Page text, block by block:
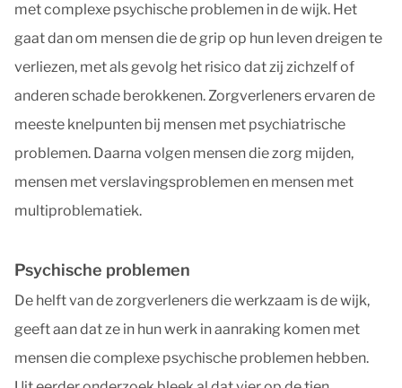
met complexe psychische problemen in de wijk. Het
gaat dan om mensen die de grip op hun leven dreigen te
verliezen, met als gevolg het risico dat zij zichzelf of
anderen schade berokkenen. Zorgverleners ervaren de
meeste knelpunten bij mensen met psychiatrische
problemen. Daarna volgen mensen die zorg mijden,
mensen met verslavingsproblemen en mensen met
multiproblematiek.
Psychische problemen
De helft van de zorgverleners die werkzaam is de wijk,
geeft aan dat ze in hun werk in aanraking komen met
mensen die complexe psychische problemen hebben.